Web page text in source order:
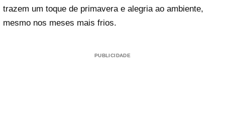
trazem um toque de primavera e alegria ao ambiente,
mesmo nos meses mais frios.
PUBLICIDADE